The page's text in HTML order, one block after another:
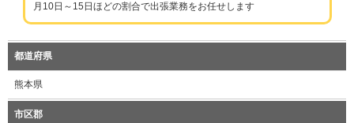
月10日～15日ほどの割合で出張業務をお任せします
都道府県
熊本県
市区郡